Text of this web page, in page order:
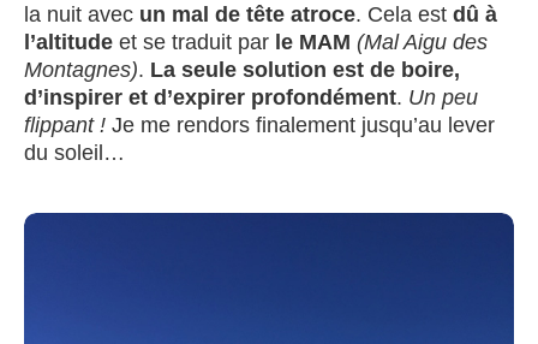
la nuit avec un mal de tête atroce. Cela est dû à
l’altitude et se traduit par le MAM (Mal Aigu des
Montagnes). La seule solution est de boire,
d’inspirer et d’expirer profondément. Un peu
flippant ! Je me rendors finalement jusqu’au lever
du soleil…